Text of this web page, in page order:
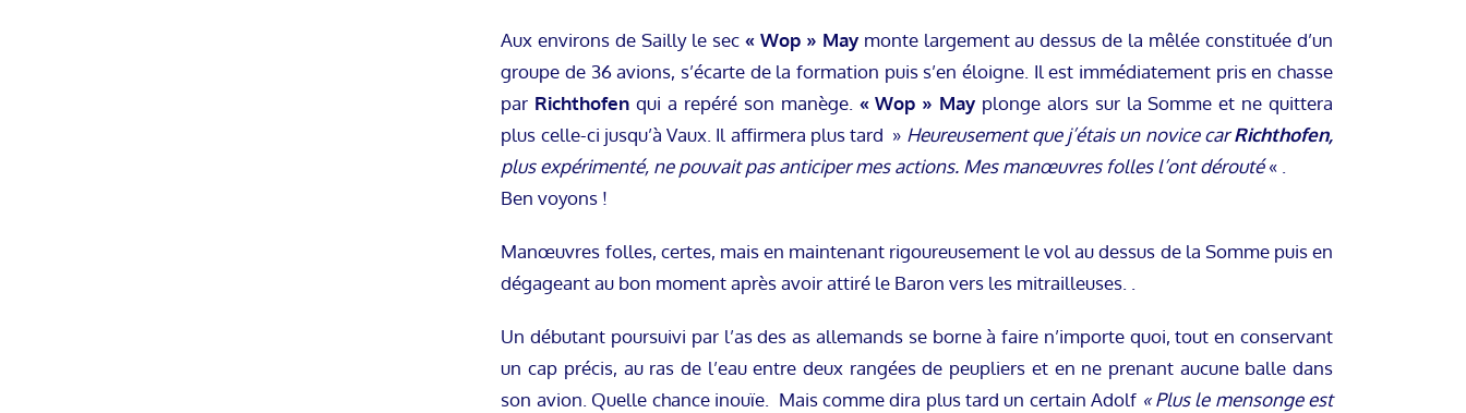
Aux environs de Sailly le sec « Wop » Maymonte largement au dessus de la mêlée constituée d’un
groupe de 36 avions, s’écarte de la formation puis s’en éloigne. Il est immédiatement pris en chasse
par Richthofen qui a repéré son manège. « Wop » May plonge alors sur la Somme et ne quittera
plus celle-ci jusqu’à Vaux. Il affirmera plus tard » Heureusement que j’étais un novice carRichthofen,
plus expérimenté, ne pouvait pas anticiper mes actions. Mes manœuvres folles l’ont dérouté« .
Ben voyons !
Manœuvres folles, certes, mais en maintenant rigoureusement le vol au dessus de la Somme puis en
dégageant au bon moment après avoir attiré le Baron vers les mitrailleuses. .
Un débutant poursuivi par l’as des as allemands se borne à faire n’importe quoi, tout en conservant
un cap précis, au ras de l’eau entre deux rangées de peupliers et en ne prenant aucune balle dans
son avion. Quelle chance inouïe. Mais comme dira plus tard un certain Adolf « Plus le mensonge est